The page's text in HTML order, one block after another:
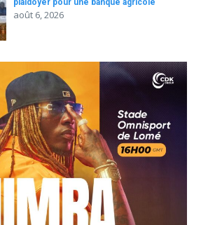
plaidoyer pour une banque agricole
août 6, 2026